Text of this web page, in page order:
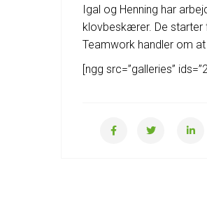
Igal og Henning har
klovbeskærer. De
Teamwork handler om
[ngg src=”galleries”